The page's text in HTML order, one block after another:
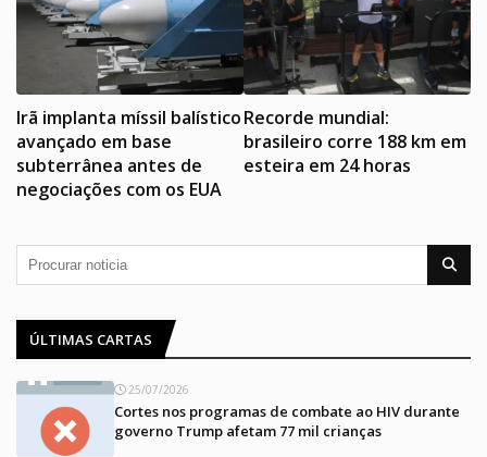
Irã implanta míssil balístico
avançado em base
subterrânea antes de
negociações com os EUA
Recorde mundial:
brasileiro corre 188 km em
esteira em 24 horas
ÚLTIMAS CARTAS
25/07/2026
Cortes nos programas de combate ao HIV durante
governo Trump afetam 77 mil crianças